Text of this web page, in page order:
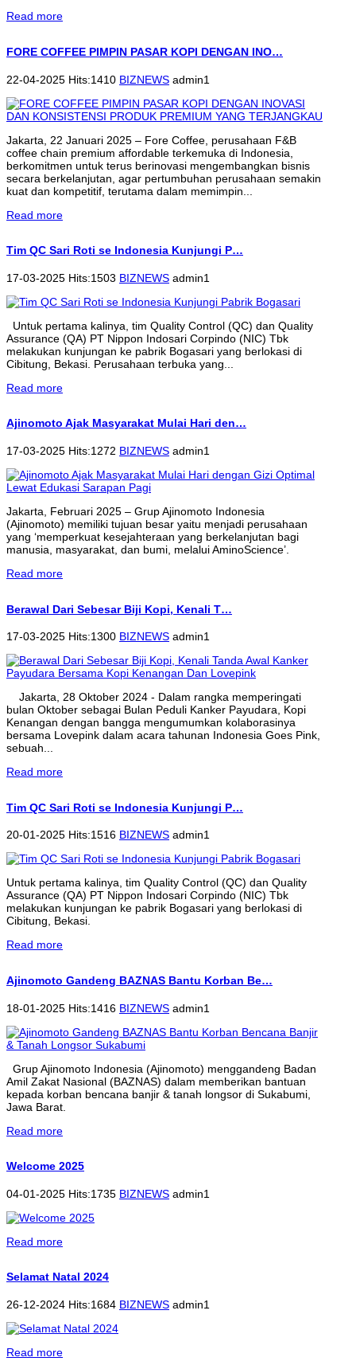
Read more
FORE COFFEE PIMPIN PASAR KOPI DENGAN INO…
22-04-2025 Hits:1410 BIZNEWS admin1
Jakarta, 22 Januari 2025 – Fore Coffee, perusahaan F&B
coffee chain premium affordable terkemuka di Indonesia,
berkomitmen untuk terus berinovasi mengembangkan bisnis
secara berkelanjutan, agar pertumbuhan perusahaan semakin
kuat dan kompetitif, terutama dalam memimpin...
Read more
Tim QC Sari Roti se Indonesia Kunjungi P…
17-03-2025 Hits:1503 BIZNEWS admin1
Untuk pertama kalinya, tim Quality Control (QC) dan Quality
Assurance (QA) PT Nippon Indosari Corpindo (NIC) Tbk
melakukan kunjungan ke pabrik Bogasari yang berlokasi di
Cibitung, Bekasi. Perusahaan terbuka yang...
Read more
Ajinomoto Ajak Masyarakat Mulai Hari den…
17-03-2025 Hits:1272 BIZNEWS admin1
Jakarta, Februari 2025 – Grup Ajinomoto Indonesia
(Ajinomoto) memiliki tujuan besar yaitu menjadi perusahaan
yang ‘memperkuat kesejahteraan yang berkelanjutan bagi
manusia, masyarakat, dan bumi, melalui AminoScience’.
Read more
Berawal Dari Sebesar Biji Kopi, Kenali T…
17-03-2025 Hits:1300 BIZNEWS admin1
Jakarta, 28 Oktober 2024 - Dalam rangka memperingati
bulan Oktober sebagai Bulan Peduli Kanker Payudara, Kopi
Kenangan dengan bangga mengumumkan kolaborasinya
bersama Lovepink dalam acara tahunan Indonesia Goes Pink,
sebuah...
Read more
Tim QC Sari Roti se Indonesia Kunjungi P…
20-01-2025 Hits:1516 BIZNEWS admin1
Untuk pertama kalinya, tim Quality Control (QC) dan Quality
Assurance (QA) PT Nippon Indosari Corpindo (NIC) Tbk
melakukan kunjungan ke pabrik Bogasari yang berlokasi di
Cibitung, Bekasi.
Read more
Ajinomoto Gandeng BAZNAS Bantu Korban Be…
18-01-2025 Hits:1416 BIZNEWS admin1
Grup Ajinomoto Indonesia (Ajinomoto) menggandeng Badan
Amil Zakat Nasional (BAZNAS) dalam memberikan bantuan
kepada korban bencana banjir & tanah longsor di Sukabumi,
Jawa Barat.
Read more
Welcome 2025
04-01-2025 Hits:1735 BIZNEWS admin1
Read more
Selamat Natal 2024
26-12-2024 Hits:1684 BIZNEWS admin1
Read more